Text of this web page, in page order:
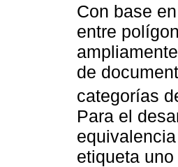
Con base
entre
de
categorías
Para el
etiqueta